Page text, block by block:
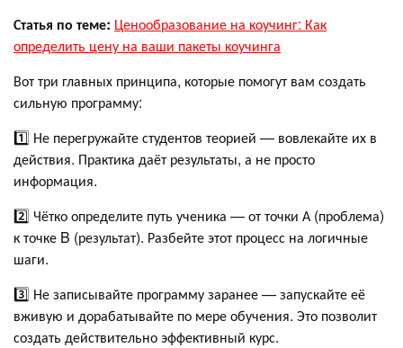
Статья по теме: Ценообразование на коучинг: Как
определить цену на ваши пакеты коучинга
Вот три главных принципа, которые помогут вам создать
сильную программу:
1️⃣ Не перегружайте студентов теорией — вовлекайте их в
действия. Практика даёт результаты, а не просто
информация.
2️⃣ Чётко определите путь ученика — от точки А (проблема)
к точке B (результат). Разбейте этот процесс на логичные
шаги.
3️⃣ Не записывайте программу заранее — запускайте её
вживую и дорабатывайте по мере обучения. Это позволит
создать действительно эффективный курс.